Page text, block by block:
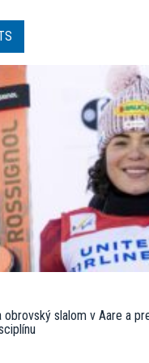
obrovský slalom v Aare a